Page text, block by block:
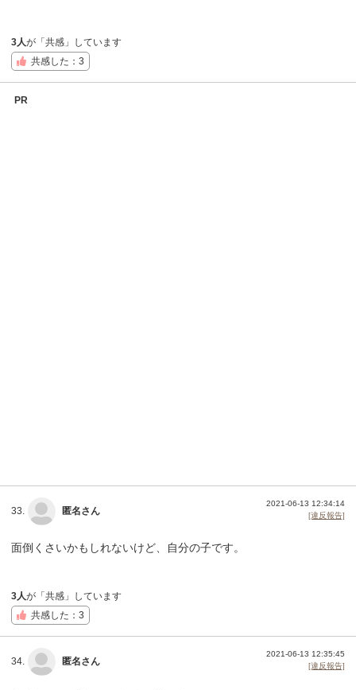
3人が「共感」しています
共感した：3
PR
33. 匿名さん
2021-06-13 12:34:14
[違反報告]
面倒くさいかもしれないけど、自分の子です。
3人が「共感」しています
共感した：3
34. 匿名さん
2021-06-13 12:35:45
[違反報告]